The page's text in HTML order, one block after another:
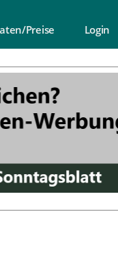
Preise Login